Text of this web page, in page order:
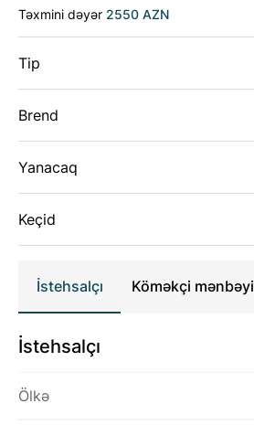
Təxmini dəyər 2550 AZN
Tip
Brend
Yanacaq
Keçid
İstehsalçı Köməkçi mənbəyi
İstehsalçı
Ölkə